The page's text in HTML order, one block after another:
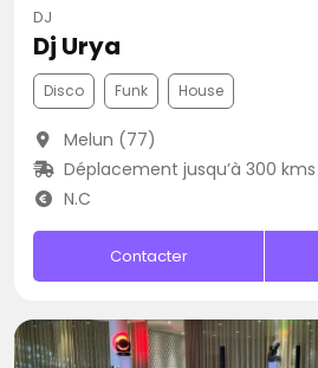
DJ
Dj Urya
Disco Funk House
Melun (77)
Déplacement jusqu’à 300 kms
N.C
Contacter